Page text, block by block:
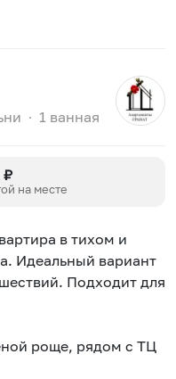
∙ 1 ванная
₽
на месте
в тихом и
Идеальный вариант
Подходит для
роще, рядом с ТЦ